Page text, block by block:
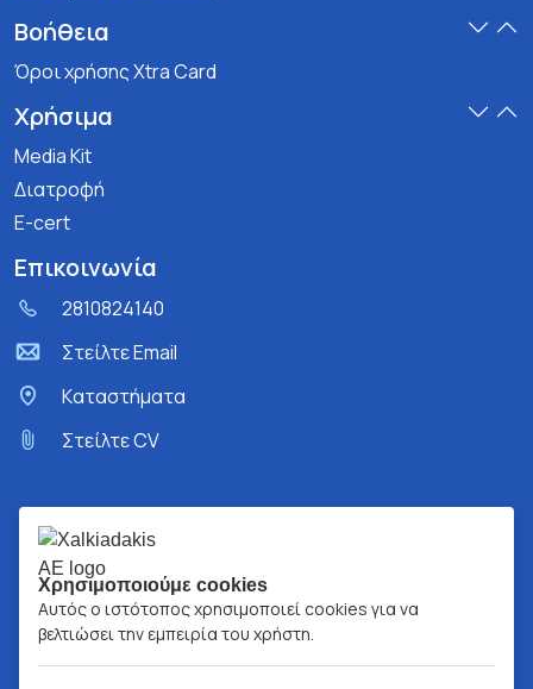
Βοήθεια
Όροι χρήσης Xtra Card
Χρήσιμα
Media Kit
Διατροφή
E-cert
Επικοινωνία
2810824140
Στείλτε Email
Kαταστήματα
Στείλτε CV
Χρησιμοποιούμε cookies
Αυτός ο ιστότοπος χρησιμοποιεί cookies για να
βελτιώσει την εμπειρία του χρήστη.